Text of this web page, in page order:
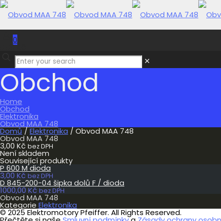
0
0,00 Kč
✕
Obchod
Home
Obchod
Elektronika
Obvod MAA 748
Domů / Elektronika / Obvod MAA 748
Obvod MAA 748
3,00 Kč bez DPH
Není skladem
Související produkty
P 600 M dioda
3,00 Kč bez DPH
D 845-200-04 šipka dolů F / dioda
1000,00 Kč bez DPH
Obvod MAA 748
Kategorie Elektronika
© 2025 Elektromotory Pfeiffer. All Rights Reserved.